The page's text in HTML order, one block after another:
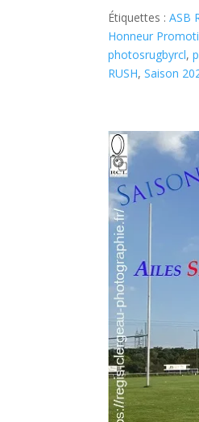
Étiquettes :ASB
Honneur
photosrugbyrcl,
RUSH,Saison